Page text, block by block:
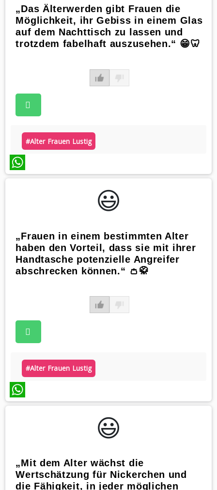
„Das Älterwerden gibt Frauen die
Möglichkeit, ihr Gebiss in einem Glas
auf dem Nachttisch zu lassen und
trotzdem fabelhaft auszusehen.“ 😁🦷
#alter Frauen Lustig
WhatsApp
😃️
„Frauen in einem bestimmten Alter
haben den Vorteil, dass sie mit ihrer
Handtasche potenzielle Angreifer
abschrecken können.“ 👛🥋
#alter Frauen Lustig
WhatsApp
😃️
„Mit dem Alter wächst die
Wertschätzung für Nickerchen und
die Fähigkeit, in jeder möglichen